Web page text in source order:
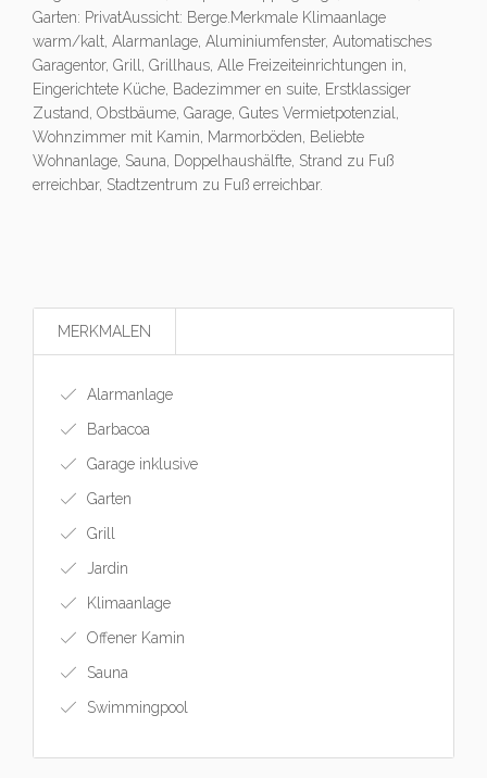
Garten: PrivatAussicht: Berge.Merkmale Klimaanlage
warm/kalt, Alarmanlage, Aluminiumfenster, Automatisches
Garagentor, Grill, Grillhaus, Alle Freizeiteinrichtungen in,
Eingerichtete Küche, Badezimmer en suite, Erstklassiger
Zustand, Obstbäume, Garage, Gutes Vermietpotenzial,
Wohnzimmer mit Kamin, Marmorböden, Beliebte
Wohnanlage, Sauna, Doppelhaushälfte, Strand zu Fuß
erreichbar, Stadtzentrum zu Fuß erreichbar.
MERKMALEN
Alarmanlage
Barbacoa
Garage inklusive
Garten
Grill
Jardin
Klimaanlage
Offener Kamin
Sauna
Swimmingpool